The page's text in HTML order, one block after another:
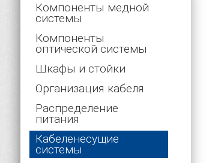
Компоненты медной
системы
Компоненты
оптической системы
Шкафы и стойки
Организация кабеля
Распределение
питания
Кабеленесущие
системы